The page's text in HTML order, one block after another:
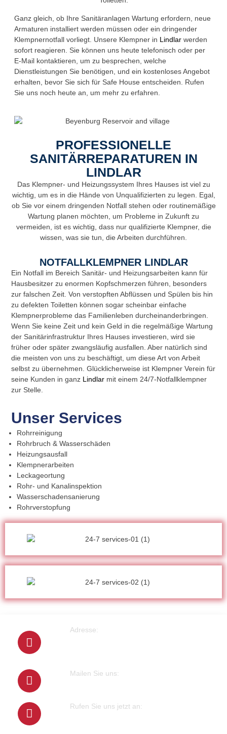
Ganz gleich, ob Ihre Sanitäranlagen Wartung erfordern, neue
Armaturen installiert werden müssen oder ein dringender
Klempnernotfall vorliegt. Unsere Klempner in Lindlar werden
sofort reagieren. Sie können uns heute telefonisch oder per
E-Mail kontaktieren, um zu besprechen, welche
Dienstleistungen Sie benötigen, und ein kostenloses Angebot
erhalten, bevor Sie sich für Safe House entscheiden. Rufen
Sie uns noch heute an, um mehr zu erfahren.
PROFESSIONELLE
SANITÄRREPARATUREN IN
LINDLAR
Das Klempner- und Heizungssystem Ihres Hauses ist viel zu
wichtig, um es in die Hände von Unqualifizierten zu legen. Egal,
ob Sie vor einem dringenden Notfall stehen oder routinemäßige
Wartung planen möchten, um Probleme in Zukunft zu
vermeiden, ist es wichtig, dass nur qualifizierte Klempner, die
wissen, was sie tun, die Arbeiten durchführen.
NOTFALLKLEMPNER LINDLAR
Ein Notfall im Bereich Sanitär- und Heizungsarbeiten kann für
Hausbesitzer zu enormen Kopfschmerzen führen, besonders
zur falschen Zeit. Von verstopften Abflüssen und Spülen bis hin
zu defekten Toiletten können sogar scheinbar einfache
Klempnerprobleme das Familienleben durcheinanderbringen.
Wenn Sie keine Zeit und kein Geld in die regelmäßige Wartung
der Sanitärinfrastruktur Ihres Hauses investieren, wird sie
früher oder später zwangsläufig ausfallen. Aber natürlich sind
die meisten von uns zu beschäftigt, um diese Art von Arbeit
selbst zu übernehmen. Glücklicherweise ist Klempner Verein für
seine Kunden in ganz Lindlar mit einem 24/7-Notfallklempner
zur Stelle.
Unser Services
Rohrreinigung
Rohrbruch & Wasserschäden
Heizungsausfall
Klempnerarbeiten
Leckageortung
Rohr- und Kanalinspektion
Wasserschadensanierung
Rohrverstopfung
Adresse:
Mailen Sie uns:
Rufen Sie uns jetzt an: